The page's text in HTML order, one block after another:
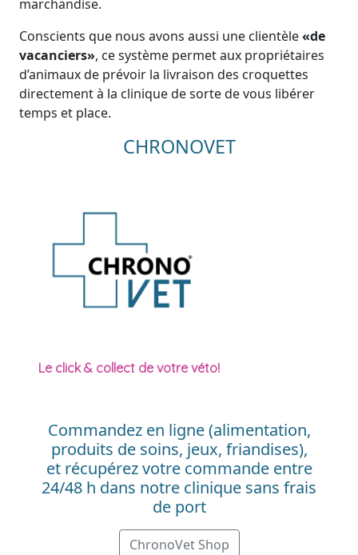
marchandise.
Conscients que nous avons aussi une clientèle«de
vacanciers», ce système permet aux propriétaires
d’animaux de prévoir la livraison des croquettes
directement à la clinique de sorte de vous libérer
temps et place.
CHRONOVET
Le click & collect de votre véto!
Commandez en ligne (alimentation,
produits de soins, jeux, friandises),
et récupérez votre commande entre
24/48 h dans notre clinique sans frais
de port
ChronoVet Shop